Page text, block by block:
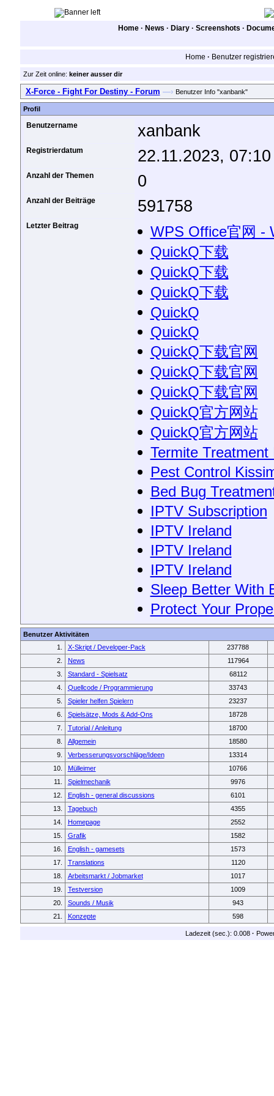
Home · News · Diary · Screenshots ·
Home · Benutzer
Zur Zeit online: keiner ausser dir
X-Force - Fight For Destiny - Forum —› Benutzer Info "xanbank"
Profil
Benutzername xanbank
Registrierdatum 22.11.2023, 07:10
Anzahl der Themen 0
Anzahl der Beiträge 591758
Letzter Beitrag
WPS Office官网 -
QuickQ下载
QuickQ下载
QuickQ下载
QuickQ
QuickQ
QuickQ下载官网
QuickQ下载官网
QuickQ下载官网
QuickQ官方网站
QuickQ官方网站
Termite Treatment
Pest Control
Bed Bug
IPTV Subscription
IPTV Ireland
IPTV Ireland
IPTV Ireland
Sleep Better With
Protect Your
Benutzer Aktivitäten
1.
X-Skript / Developer-Pack
237788
2.
News
117964
3.
Standard - Spielsatz
68112
4.
Quellcode / Programmierung
33743
5.
Spieler helfen Spielern
23237
6.
Spielsätze, Mods & Add-Ons
18728
7.
Tutorial / Anleitung
18700
8.
Allgemein
18580
9.
Verbesserungsvorschläge/Ideen
13314
10.
Mülleimer
10766
11.
Spielmechanik
9976
12.
English - general discussions
6101
13.
Tagebuch
4355
14.
Homepage
2552
15.
Grafik
1582
16.
English - gamesets
1573
17.
Translations
1120
18.
Arbeitsmarkt / Jobmarket
1017
19.
Testversion
1009
20.
Sounds / Musik
943
21.
Konzepte 598
Ladezeit (sec.): 0.008 ·